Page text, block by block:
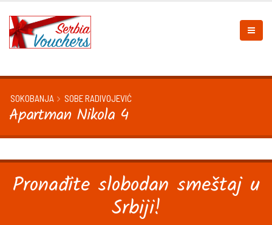
SOKOBANJA SOBE RADIVOJEVIĆ
Apartman Nikola 4
Pronađite slobodan smeštaj u
Srbiji!